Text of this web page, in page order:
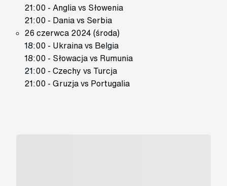
21:00 - Anglia vs Słowenia
21:00 - Dania vs Serbia
26 czerwca 2024 (środa)
18:00 - Ukraina vs Belgia
18:00 - Słowacja vs Rumunia
21:00 - Czechy vs Turcja
21:00 - Gruzja vs Portugalia